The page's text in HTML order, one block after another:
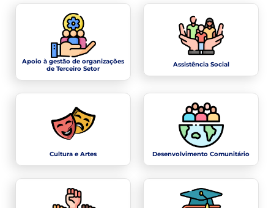
Apoio à gestão de organizações
de Terceiro Setor
Assistência Social
Cultura e Artes Desenvolvimento Comunitário